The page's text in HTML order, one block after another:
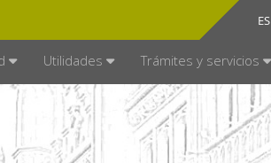
ES
CA
Utilidades Trámites y servicios